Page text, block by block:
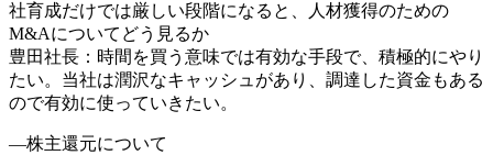
社育成だけでは厳しい段階になると、人材獲得のための
M&Aについてどう見るか
豊田社長：時間を買う意味では有効な手段で、積極的にやり
たい。当社は潤沢なキャッシュがあり、調達した資金もある
ので有効に使っていきたい。
―株主還元について